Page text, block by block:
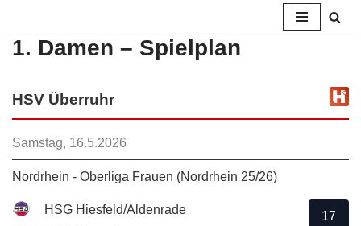
Zum
1. Damen – Spielplan
HSV Überruhr
Samstag, 16.5.2026
Nordrhein - Oberliga Frauen (Nordrhein 25/26)
HSG Hiesfeld/Aldenrade
17